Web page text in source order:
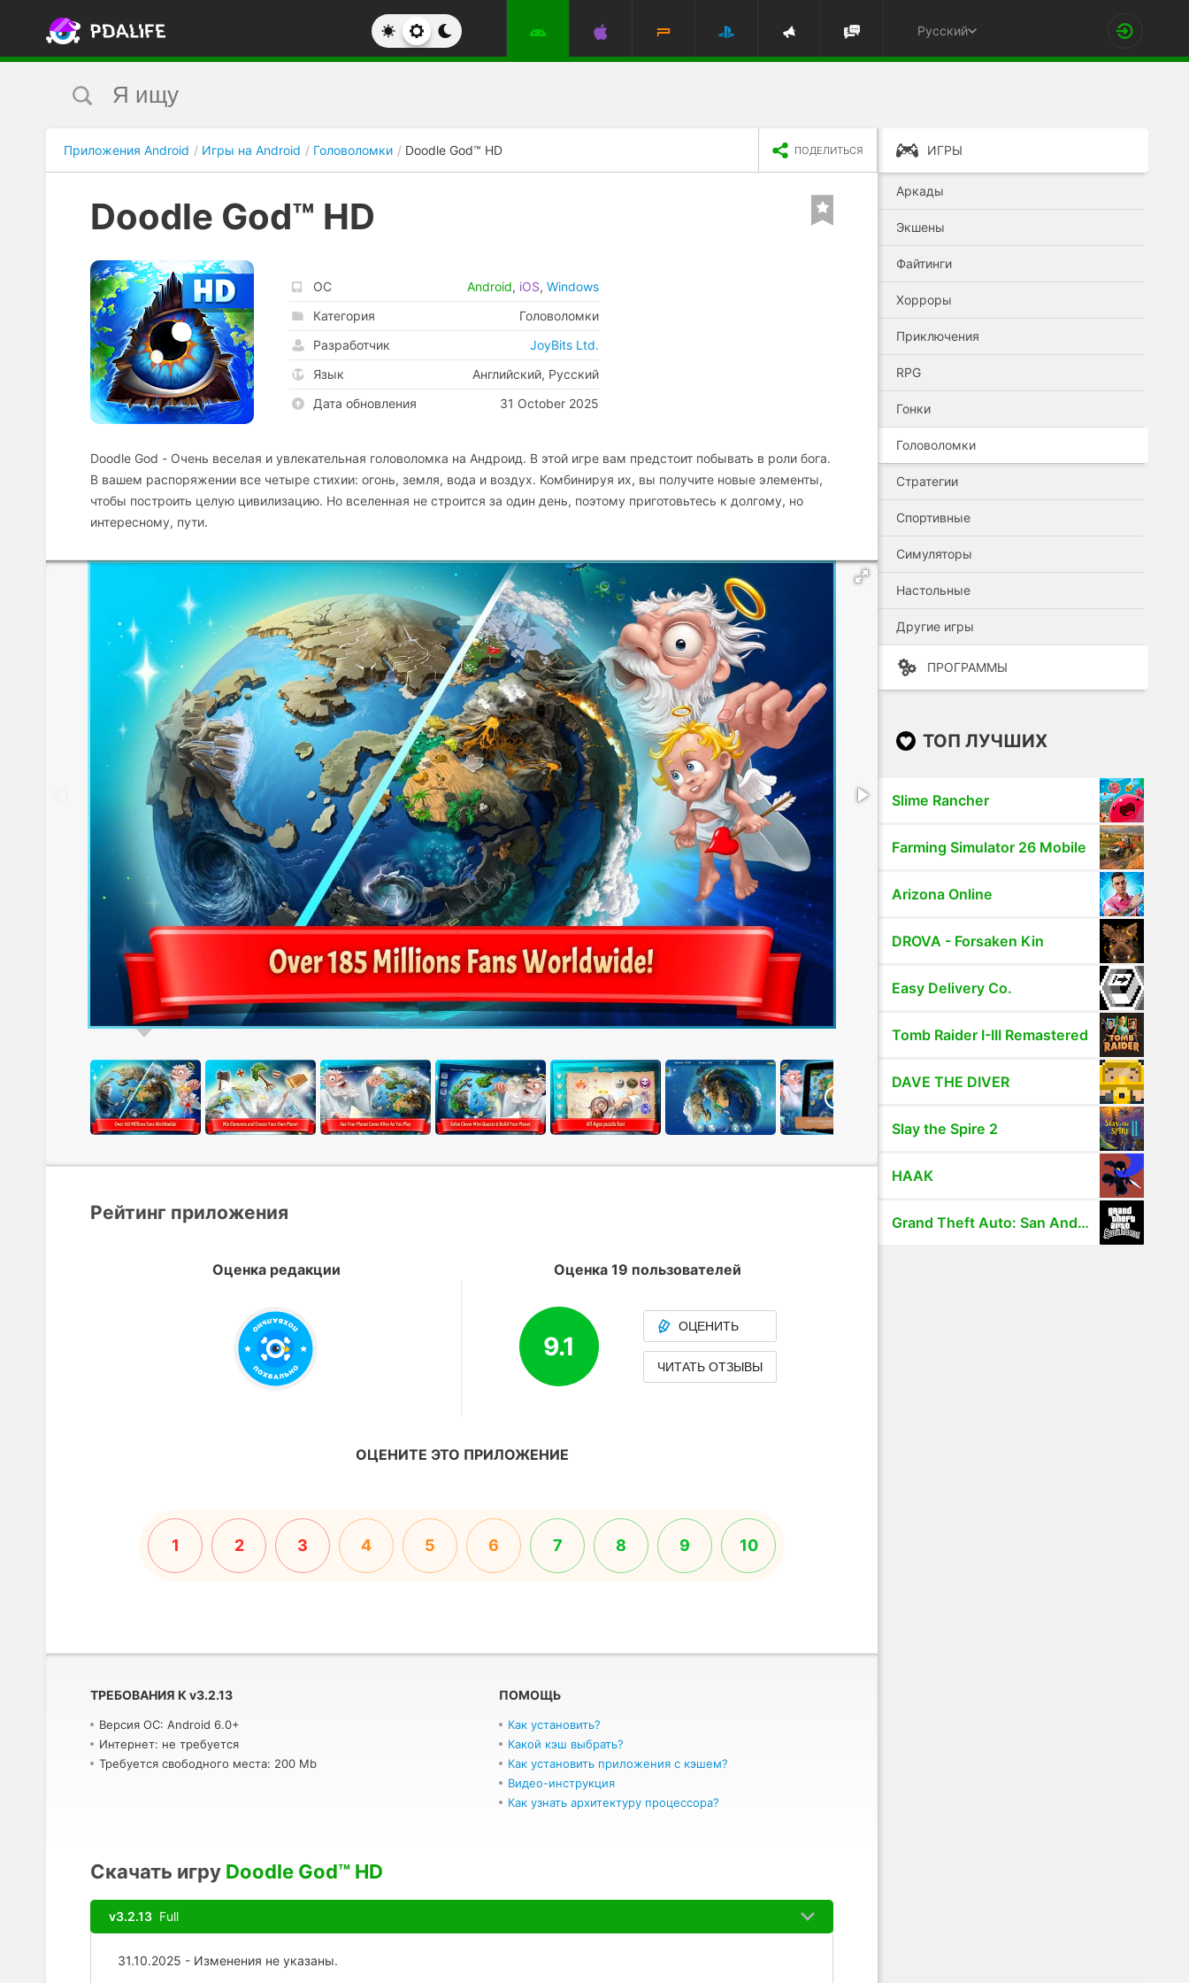
Русский
Приложения Android Игры на Android Головоломки Doodle God™ HD ПОДЕЛИТЬСЯ
Doodle God™ HD
ОС Android, iOS, Windows
Категория
Головоломки
Разработчик
JoyBits Ltd.
Язык
Английский, Русский
Дата обновления
31 October 2025
Doodle God - Очень веселая и увлекательная головоломка на Андроид. В этой игре вам предстоит побывать в роли бога.
В вашем распоряжении все четыре стихии: огонь, земля, вода и воздух. Комбинируя их, вы получите новые элементы,
чтобы построить целую цивилизацию. Но вселенная не строится за один день, поэтому приготовьтесь к долгому, но
интересному, пути.
Рейтинг приложения
Оценка редакции Оценка 19 пользователей
9.1
ОЦЕНИТЬ
ЧИТАТЬ ОТЗЫВЫ
ОЦЕНИТЕ ЭТО ПРИЛОЖЕНИЕ
1 2 3 4 5 6 7 8 9 10
ТРЕБОВАНИЯ К v3.2.13
Версия ОС: Android 6.0+
Интернет: не требуется
Требуется свободного места: 200 Mb
ПОМОЩЬ
Как установить?
Какой кэш выбрать?
Как установить приложения с кэшем?
Видео-инструкция
Как узнать архитектуру процессора?
Скачать игру Doodle God™ HD
v3.2.13 Full
31.10.2025 - Изменения не указаны.
ИГРЫ
Аркады
Экшены
Файтинги
Хорроры
Приключения
RPG
Гонки
Головоломки
Стратегии
Спортивные
Симуляторы
Настольные
Другие игры
ПРОГРАММЫ
ТОП ЛУЧШИХ
Slime Rancher
Farming Simulator 26 Mobile
Arizona Online
DROVA - Forsaken Kin
Easy Delivery Co.
Tomb Raider I-III Remastered
DAVE THE DIVER
Slay the Spire 2
HAAK
Grand Theft Auto: San Andreas